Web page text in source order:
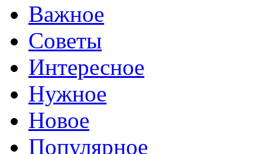
Важное
Советы
Интересное
Нужное
Новое
Популярное